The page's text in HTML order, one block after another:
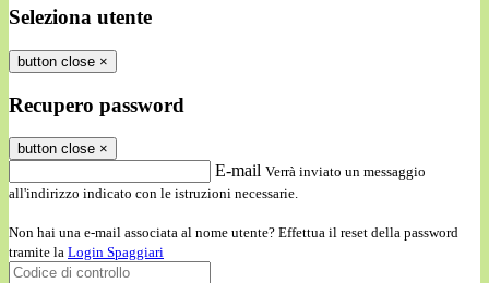
Seleziona utente
button close ×
Recupero password
button close ×
E-mail Verrà inviato un messaggio
all'indirizzo indicato con le istruzioni necessarie.
Non hai una e-mail associata al nome utente? Effettua il reset della password
tramite la Login Spaggiari